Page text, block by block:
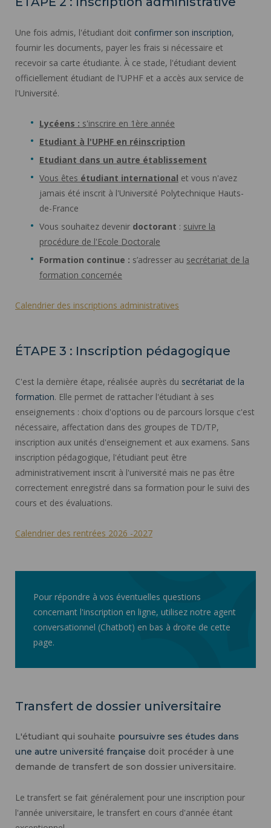
Une fois admis, l'étudiant doit confirmer son inscription,
fournir les documents, payer les frais si nécessaire et
recevoir sa carte étudiante. À ce stade, l'étudiant devient
officiellement étudiant de l'UPHF et a accès aux service de
l'Université.
Lycéens : s'inscrire en 1ère année
Etudiant à l'UPHF en réinscription
Etudiant dans un autre établissement
Vous êtes étudiant international et vous n'avez
jamais été inscrit à l'Université Polytechnique Hauts-
de-France
Vous souhaitez devenir doctorant : suivre la
procédure de l'Ecole Doctorale
Formation continue : s’adresser au secrétariat de la
formation concernée
Calendrier des inscriptions administratives
ÉTAPE 3 : Inscription pédagogique
C'est la dernière étape, réalisée auprès du secrétariat de la
formation. Elle permet de rattacher l'étudiant à ses
enseignements : choix d'options ou de parcours lorsque c'est
nécessaire, affectation dans des groupes de TD/TP,
inscription aux unités d'enseignement et aux examens. Sans
inscription pédagogique, l'étudiant peut être
administrativement inscrit à l'université mais ne pas être
correctement enregistré dans sa formation pour le suivi des
cours et des évaluations.
Calendrier des rentrées 2026 -2027
Pour répondre à vos éventuelles questions
concernant l'inscription en ligne, utilisez notre agent
conversationnel (Chatbot) en bas à droite de cette
page.
Transfert de dossier universitaire
L'étudiant qui souhaite poursuivre ses études dans
une autre université française doit procéder à une
demande de transfert de son dossier universitaire.
Le transfert se fait généralement pour une inscription pour
l'année universitaire, le transfert en cours d'année étant